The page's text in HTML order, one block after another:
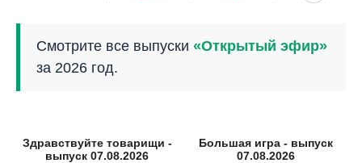
Смотрите все выпуски «Открытый эфир»
за 2026 год.
Здравствуйте товарищи -
выпуск 07.08.2026
Большая игра - выпуск
07.08.2026